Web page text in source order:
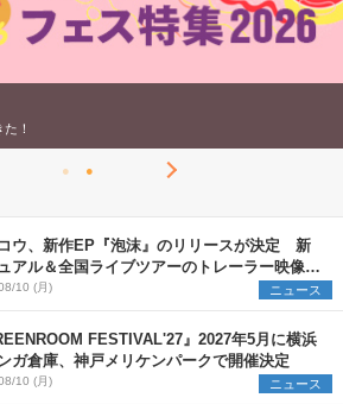
LiveFans調べのオリジナルランキング！
ウ、新作EP『泡沫』のリリースが決定 新
アル＆全国ライブツアーのトレーラー映像が
禁【コメントあり】
10 (月) ニュース
FESTIVAL'27』2027年5月に横浜
ガ倉庫、神戸メリケンパークで開催決定
10 (月) ニュース